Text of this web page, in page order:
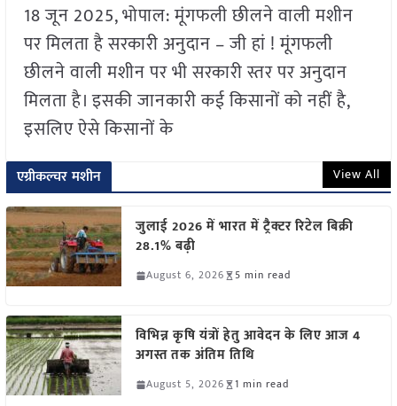
18 जून 2025, भोपाल: मूंगफली छीलने वाली मशीन
पर मिलता है सरकारी अनुदान – जी हां ! मूंगफली
छीलने वाली मशीन पर भी सरकारी स्तर पर अनुदान
मिलता है। इसकी जानकारी कई किसानों को नहीं है,
इसलिए ऐसे किसानों के
एग्रीकल्चर मशीन View All
जुलाई 2026 में भारत में ट्रैक्टर रिटेल बिक्री
28.1% बढ़ी
August 6, 2026 5 min read
विभिन्न कृषि यंत्रों हेतु आवेदन के लिए आज 4
अगस्त तक अंतिम तिथि
August 5, 2026 1 min read